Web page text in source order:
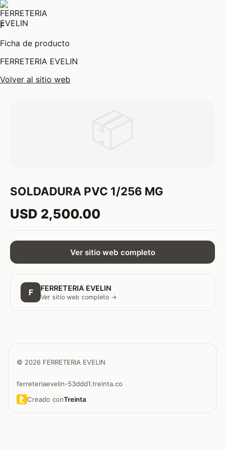
F
Ficha de producto
FERRETERIA EVELIN
Volver al sitio web
SOLDADURA PVC 1/256 MG
USD 2,500.00
Ver sitio web completo
F FERRETERIA EVELIN
Ver sitio web completo →
© 2026 FERRETERIA EVELIN
ferreteriaevelin-53ddd1.treinta.co
Creado conTreinta